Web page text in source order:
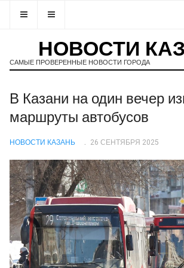
НОВОСТИ
САМЫЕ ПРОВЕРЕННЫЕ НОВОСТИ ГОРОДА
В Казани на один вечер
маршруты автобусов
НОВОСТИ КАЗАНЬ 26 СЕНТЯБРЯ 2025